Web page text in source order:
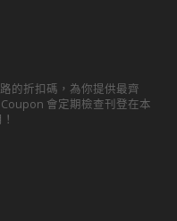
的折扣碼，為你提供最齊
會定期檢查刊登在本